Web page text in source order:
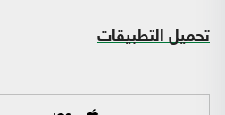
تحميل التطبيقات